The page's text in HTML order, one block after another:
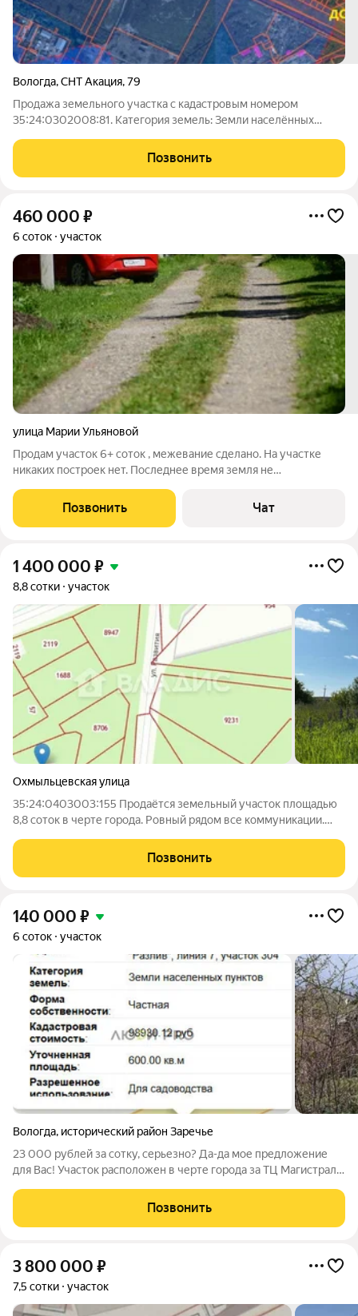
Вологда,СНТ Акация,79
Продажа земельного участка с кадастровым номером
35:24:0302008:81. Категория земель: Земли населённых
садово-огороднической деятельности Площадь участка 986
кв.м
Позвонить
460 000 ₽
6 соток участок
улица Марии Ульяновой
Продам участок 6+ соток , межевание сделано. На участке
никаких построек нет. Последнее время земля не
теплица. Дорога до самого участка хорошая, соседи даже
зимой приезжают. Дача удалена от
Позвонить Чат
1 400 000 ₽
8,8 сотки участок
Охмыльцевская улица
35:24:0403003:155 Продаётся земельный участок площадью
8,8 соток в черте города. Ровный рядом все коммуникации.
упустите возможность стать владельцем этого уникального
участка! Позвоните нам прямо
Позвонить
140 000 ₽
6 соток участок
Вологда, исторический район Заречье
23 000 рублей за сотку, серьезно? Да-да мое предложение
для Вас! Участок расположен в черте города за ТЦ Магистраль,
электричеством на границе участка. 35:24:0302007:457 -
кадастровый номер участка.
Позвонить
3 800 000 ₽
7,5 сотки участок